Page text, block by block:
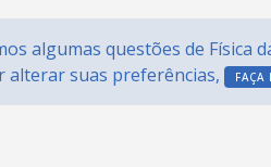
algumas questões de Física
alterar suas preferências,
FAÇA